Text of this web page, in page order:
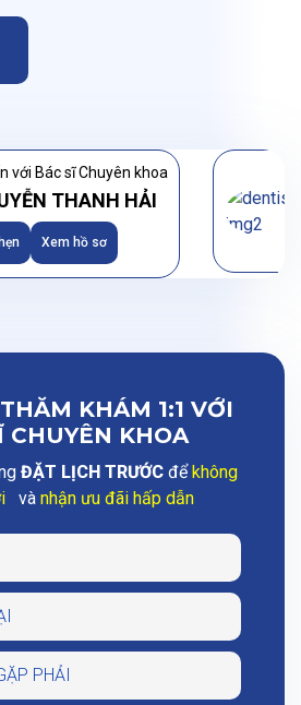
với Bác sĩ Chuyên khoa
THANH HẢI
Xem hồ sơ
KHÁM 1:1 VỚI
CHUYÊN KHOA
ĐẶT LỊCH TRƯỚC đểkhông
và nhận ưu đãi hấp dẫn